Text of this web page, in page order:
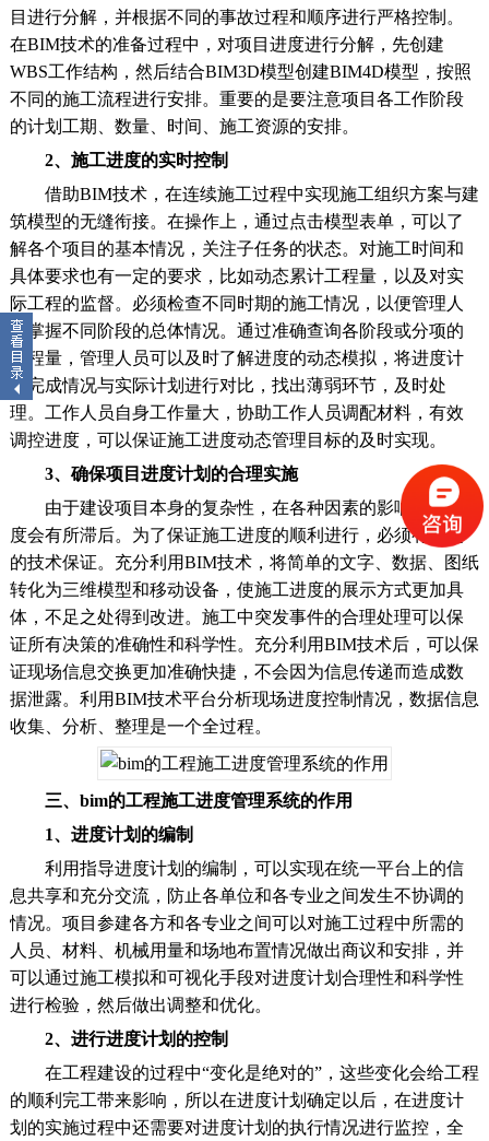
目进行分解，并根据不同的事故过程和顺序进行严格控制。
在BIM技术的准备过程中，对项目进度进行分解，先创建
WBS工作结构，然后结合BIM3D模型创建BIM4D模型，按照
不同的施工流程进行安排。重要的是要注意项目各工作阶段
的计划工期、数量、时间、施工资源的安排。
2、施工进度的实时控制
借助BIM技术，在连续施工过程中实现施工组织方案与建
筑模型的无缝衔接。在操作上，通过点击模型表单，可以了
解各个项目的基本情况，关注子任务的状态。对施工时间和
具体要求也有一定的要求，比如动态累计工程量，以及对实
际工程的监督。必须检查不同时期的施工情况，以便管理人
员掌握不同阶段的总体情况。通过准确查询各阶段或分项的
工程量，管理人员可以及时了解进度的动态模拟，将进度计
划完成情况与实际计划进行对比，找出薄弱环节，及时处
理。工作人员自身工作量大，协助工作人员调配材料，有效
调控进度，可以保证施工进度动态管理目标的及时实现。
3、确保项目进度计划的合理实施
由于建设项目本身的复杂性，在各种因素的影响下，进
度会有所滞后。为了保证施工进度的顺利进行，必须有一定
的技术保证。充分利用BIM技术，将简单的文字、数据、图纸
转化为三维模型和移动设备，使施工进度的展示方式更加具
体，不足之处得到改进。施工中突发事件的合理处理可以保
证所有决策的准确性和科学性。充分利用BIM技术后，可以保
证现场信息交换更加准确快捷，不会因为信息传递而造成数
据泄露。利用BIM技术平台分析现场进度控制情况，数据信息
收集、分析、整理是一个全过程。
三、bim的工程施工进度管理系统的作用
1、进度计划的编制
利用指导进度计划的编制，可以实现在统一平台上的信
息共享和充分交流，防止各单位和各专业之间发生不协调的
情况。项目参建各方和各专业之间可以对施工过程中所需的
人员、材料、机械用量和场地布置情况做出商议和安排，并
可以通过施工模拟和可视化手段对进度计划合理性和科学性
进行检验，然后做出调整和优化。
2、进行进度计划的控制
在工程建设的过程中“变化是绝对的”，这些变化会给工程
的顺利完工带来影响，所以在进度计划确定以后，在进度计
划的实施过程中还需要对进度计划的执行情况进行监控，全